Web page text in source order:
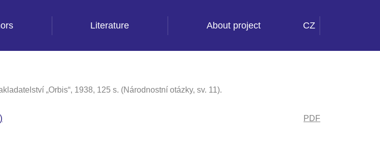
Literature About project CZ
„Orbis“, 1938, 125 s. (Národnostní otázky, sv. 11).
PDF